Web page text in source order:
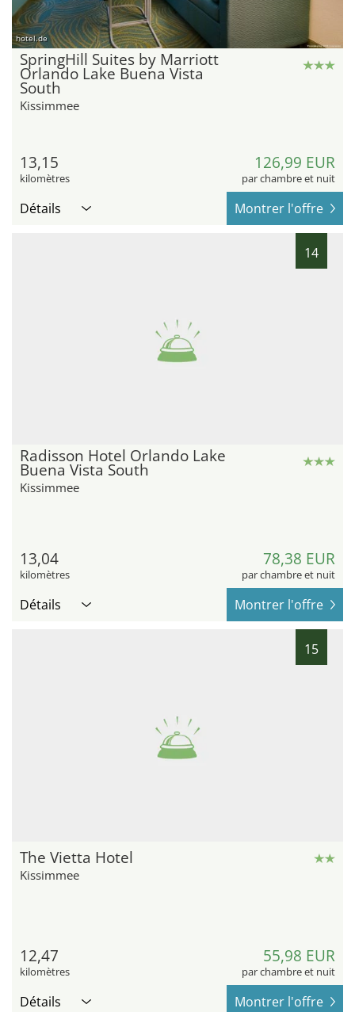
hotel.de
SpringHill Suites by Marriott
Orlando Lake Buena Vista
South
Kissimmee
13,15
kilomètres
126,99 EUR
par chambre et nuit
Détails Montrer l'offre
14
Radisson Hotel Orlando Lake
Buena Vista South
Kissimmee
13,04
kilomètres
78,38 EUR
par chambre et nuit
Détails Montrer l'offre
15
The Vietta Hotel
Kissimmee
12,47
kilomètres
55,98 EUR
par chambre et nuit
Détails Montrer l'offre